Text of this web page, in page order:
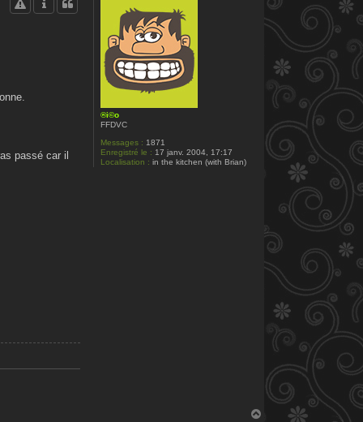
®i©o
FFDVC
Messages : 1871
Enregistré le : 17 janv. 2004, 17:17
Localisation : in the kitchen (with Brian)
passé car il